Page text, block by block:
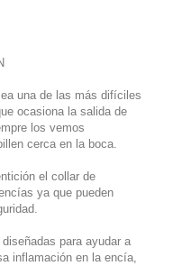
una de las más difíciles
ocasiona la salida de
los vemos
cerca en la boca.
el collar de
ya que pueden
para ayudar a
inflamación en la encía,